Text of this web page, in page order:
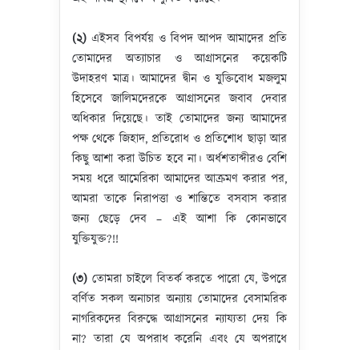
(২) এইসব বিপর্যয় ও বিপদ আপদ আমাদের প্রতি
তোমাদের অত্যাচার ও আগ্রাসনের কয়েকটি
উদাহরণ মাত্র। আমাদের দ্বীন ও যুক্তিবোধ মজলুম
হিসেবে জালিমদেরকে আগ্রাসনের জবাব দেবার
অধিকার দিয়েছে। তাই তোমাদের জন্য আমাদের
পক্ষ থেকে জিহাদ, প্রতিরোধ ও প্রতিশোধ ছাড়া আর
কিছু আশা করা উচিত হবে না। অর্ধশতাব্দীরও বেশি
সময় ধরে আমেরিকা আমাদের আক্রমণ করার পর,
আমরা তাকে নিরাপত্তা ও শান্তিতে বসবাস করার
জন্য ছেড়ে দেব – এই আশা কি কোনভাবে
যুক্তিযুক্ত?!!
(৩) তোমরা চাইলে বিতর্ক করতে পারো যে, উপরে
বর্ণিত সকল অনাচার অন্যায় তোমাদের বেসামরিক
নাগরিকদের বিরুদ্ধে আগ্রাসনের ন্যায্যতা দেয় কি
না? তারা যে অপরাধ করেনি এবং যে অপরাধে